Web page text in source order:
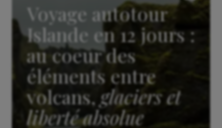
Voyage autotour
Islande en 12 jours :
au coeur des
éléments entre
volcans, glaciers et
liberté absolue